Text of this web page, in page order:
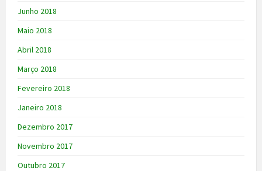
Junho 2018
Maio 2018
Abril 2018
Março 2018
Fevereiro 2018
Janeiro 2018
Dezembro 2017
Novembro 2017
Outubro 2017